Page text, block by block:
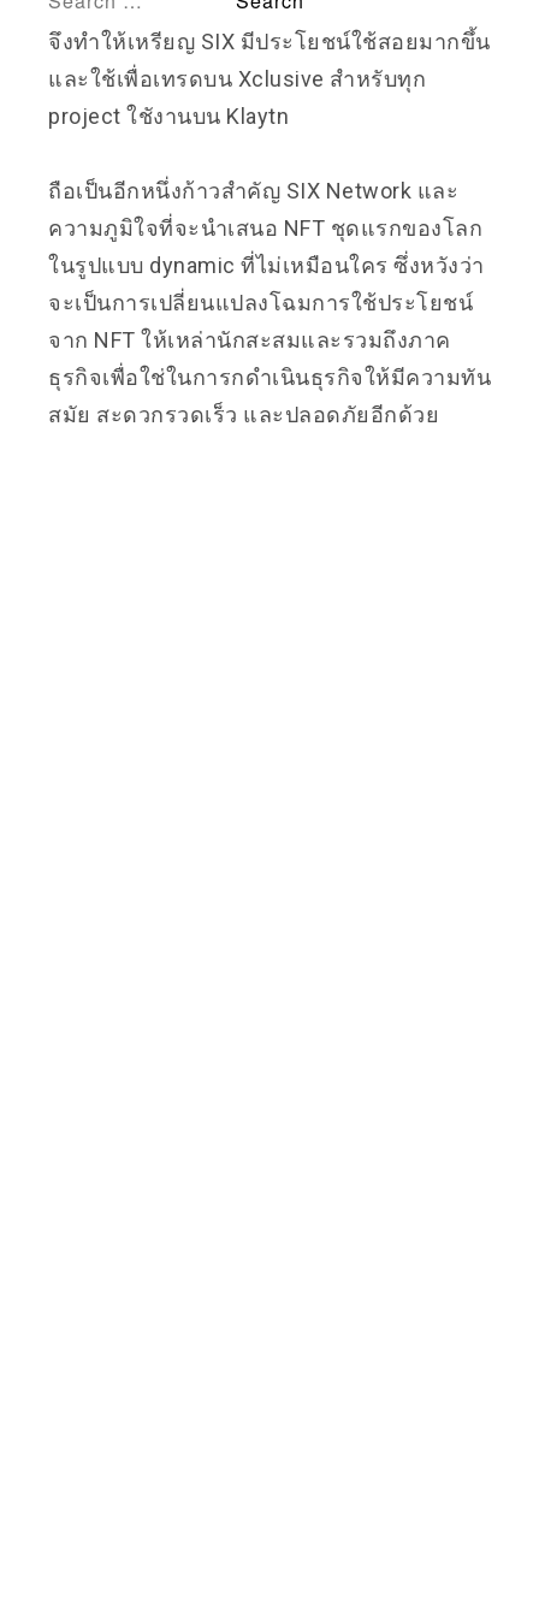
จึงทำให้เหรียญ SIX มีประโยชน์ใช้สอยมากขึ้น
และใช้เพื่อเทรดบน Xclusive สำหรับทุก
project ใชังานบน Klaytn
ถือเป็นอีกหนึ่งก้าวสำคัญ SIX Network และ
ความภูมิใจที่จะนำเสนอ NFT ชุดแรกของโลก
ในรูปแบบ dynamic ที่ไม่เหมือนใคร ซึ่งหวังว่า
จะเป็นการเปลี่ยนแปลงโฉมการใช้ประโยชน์
จาก NFT ให้เหล่านักสะสมและรวมถึงภาค
ธุรกิจเพื่อใช่ในการกดำเนินธุรกิจให้มีความทัน
สมัย สะดวกรวดเร็ว และปลอดภัยอีกด้วย